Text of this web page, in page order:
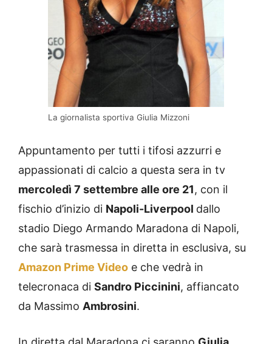
La giornalista sportiva Giulia Mizzoni
Appuntamento per tutti i tifosi azzurri e
appassionati di calcio a questa sera in tv
mercoledì 7 settembre alle ore 21, con il
fischio d’inizio di Napoli-Liverpool dallo
stadio Diego Armando Maradona di Napoli,
che sarà trasmessa in diretta in esclusiva, su
Amazon Prime Video e che vedrà in
telecronaca di Sandro Piccinini, affiancato
da Massimo Ambrosini.